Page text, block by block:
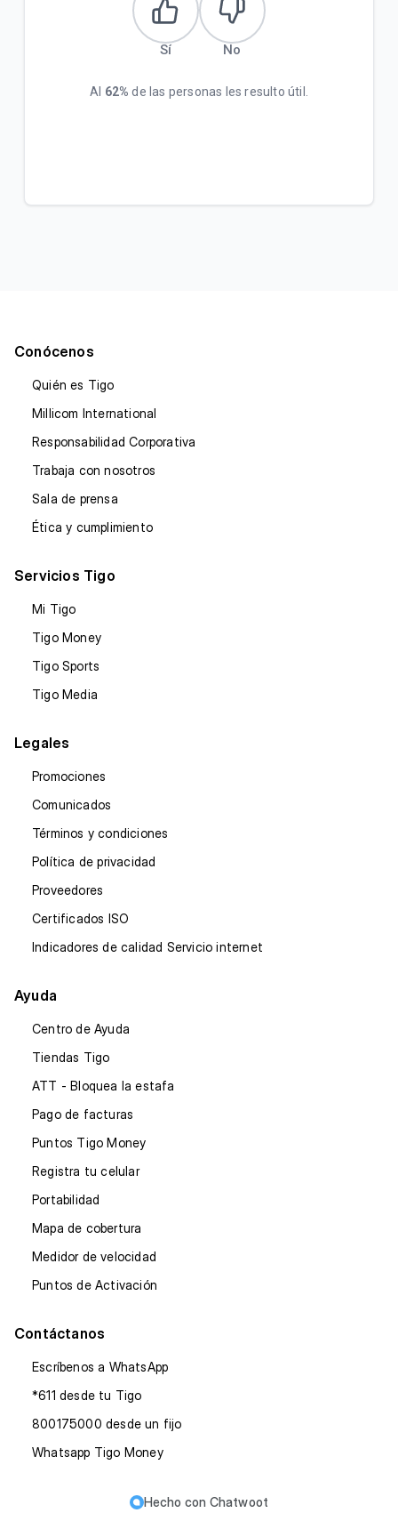
Sí No
Al 62% de las personas les resulto útil.
Conócenos
Quién es Tigo
Millicom International
Responsabilidad Corporativa
Trabaja con nosotros
Sala de prensa
Ética y cumplimiento
Servicios Tigo
Mi Tigo
Tigo Money
Tigo Sports
Tigo Media
Legales
Promociones
Comunicados
Términos y condiciones
Política de privacidad
Proveedores
Certificados ISO
Indicadores de calidad Servicio internet
Ayuda
Centro de Ayuda
Tiendas Tigo
ATT - Bloquea la estafa
Pago de facturas
Puntos Tigo Money
Registra tu celular
Portabilidad
Mapa de cobertura
Medidor de velocidad
Puntos de Activación
Contáctanos
Escríbenos a WhatsApp
*611 desde tu Tigo
800175000 desde un fijo
Whatsapp Tigo Money
Hecho con Chatwoot